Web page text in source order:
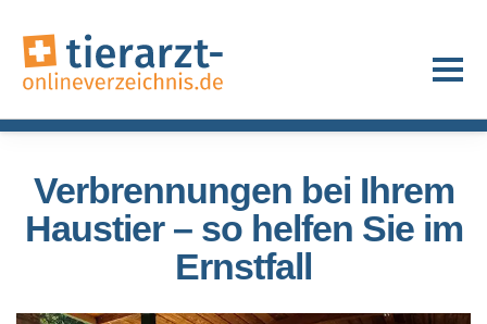
Verbrennungen bei Ihrem
Haustier – so helfen Sie im
Ernstfall